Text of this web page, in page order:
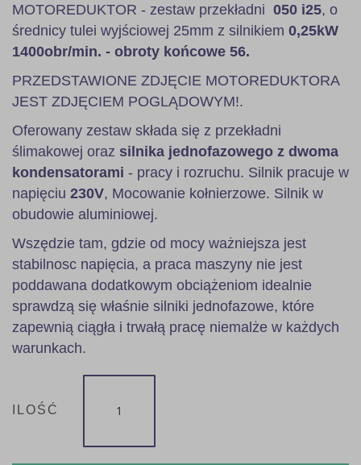
MOTOREDUKTOR - zestaw przekładni 050 i25, o
średnicy tulei wyjściowej 25mm z silnikiem 0,25kW
1400obr/min. - obroty końcowe 56.
PRZEDSTAWIONE ZDJĘCIE MOTOREDUKTORA
JEST ZDJĘCIEM POGLĄDOWYM!.
Oferowany zestaw składa się z przekładni
ślimakowej oraz silnika jednofazowego z dwoma
kondensatorami - pracy i rozruchu. Silnik pracuje w
napięciu 230V, Mocowanie kołnierzowe. Silnik w
obudowie aluminiowej.
Wszędzie tam, gdzie od mocy ważniejsza jest
stabilnosc napięcia, a praca maszyny nie jest
poddawana dodatkowym obciążeniom idealnie
sprawdzą się właśnie silniki jednofazowe, które
zapewnią ciągła i trwałą pracę niemalże w każdych
warunkach.
ILOŚĆ